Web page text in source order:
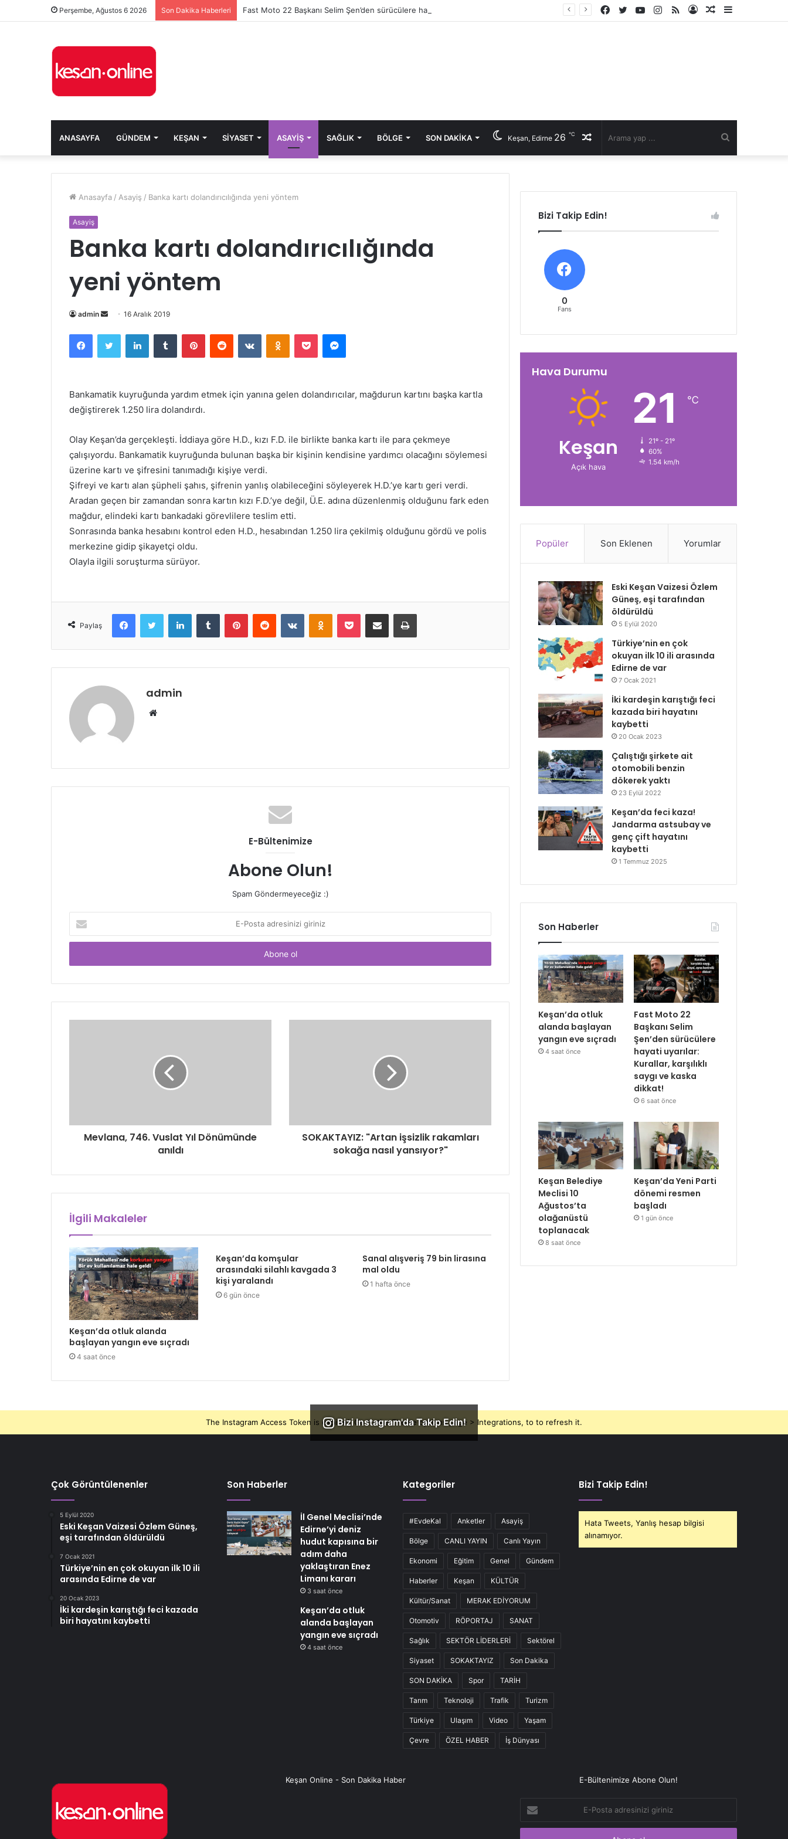
Perşembe, Ağustos 6 2026 Son Dakika Haberleri
Kenar
Rastgele
Kayıt
RSS
Instagram
YouTube
Twitter
Facebook
ANASAYFA GÜNDEM KEŞAN SIYASET ASAYIŞ SAĞLIK BÖLGE SON DAKIKA Rastgele
Keşan, Edirne 26 ℃
Anasayfa / Asayiş / Banka kartı dolandırıcılığında yeni yöntem
Asayiş
Banka kartı dolandırıcılığında
yeni yöntem
admin
Bir
posta
göndermek
16 Aralık 2019
FacebookTwitter LinkedInTumblr PinterestReddit VKontakteOdnoklassniki
Pocket Messenger
Bankamatik kuyruğunda yardım etmek için yanına gelen dolandırıcılar, mağdurun kartını başka kartla
değiştirerek 1.250 lira dolandırdı.
Olay Keşan’da gerçekleşti. İddiaya göre H.D., kızı F.D. ile birlikte banka kartı ile para çekmeye
çalışıyordu. Bankamatik kuyruğunda bulunan başka bir kişinin kendisine yardımcı olacağını söylemesi
üzerine kartı ve şifresini tanımadığı kişiye verdi.
Şifreyi ve kartı alan şüpheli şahıs, şifrenin yanlış olabileceğini söyleyerek H.D.’ye kartı geri verdi.
Aradan geçen bir zamandan sonra kartın kızı F.D.’ye değil, Ü.E. adına düzenlenmiş olduğunu fark eden
mağdur, elindeki kartı bankadaki görevlilere teslim etti.
Sonrasında banka hesabını kontrol eden H.D., hesabından 1.250 lira çekilmiş olduğunu gördü ve polis
merkezine gidip şikayetçi oldu.
Olayla ilgili soruşturma sürüyor.
Paylaş
FacebookTwitter LinkedInTumblr PinterestReddit VKontakteOdnoklassniki
Pocket E-Posta ile paylaş Yazdır
admin
Web
E-Bültenimize
Abone Olun!
Spam Göndermeyeceğiz :)
Posta
adresinizi
Mevlana, 746. Vuslat Yıl Dönümünde
anıldı
SOKAKTAYIZ: "Artan işsizlik rakamları
sokağa nasıl yansıyor?"
İlgili Makaleler
Keşan’da otluk alanda
başlayan yangın eve sıçradı
4 saat önce
Keşan’da komşular
arasındaki silahlı kavgada 3
kişi yaralandı
6 gün önce
Sanal alışveriş 79 bin lirasına
mal oldu
1 hafta önce
Bizi Takip Edin!
0
Fans
Hava Durumu
Keşan
Açık hava
21 ℃
21º - 21º
60%
1.54 km/h
Popüler Son Eklenen Yorumlar
Eski Keşan Vaizesi Özlem
Güneş, eşi tarafından
öldürüldü
5 Eylül 2020
Türkiye’nin en çok
okuyan ilk 10 ili arasında
Edirne de var
7 Ocak 2021
İki kardeşin karıştığı feci
kazada biri hayatını
kaybetti
20 Ocak 2023
Çalıştığı şirkete ait
otomobili benzin
dökerek yaktı
23 Eylül 2022
Keşan’da feci kaza!
Jandarma astsubay ve
genç çift hayatını
kaybetti
1 Temmuz 2025
Son Haberler
Keşan’da otluk
alanda başlayan
yangın eve sıçradı
4 saat önce
Fast Moto 22
Başkanı Selim
Şen’den sürücülere
hayati uyarılar:
Kurallar, karşılıklı
saygı ve kaska
dikkat!
6 saat önce
Keşan Belediye
Meclisi 10
Ağustos’ta
olağanüstü
toplanacak
8 saat önce
Keşan’da Yeni Parti
dönemi resmen
başladı
1 gün önce
Bizi Instagram'da Takip Edin!
The Instagram Access Token is expired, Go to the Theme options page > Integrations, to to refresh it.
Çok Görüntülenenler
5 Eylül 2020
Eski Keşan Vaizesi Özlem Güneş,
eşi tarafından öldürüldü
7 Ocak 2021
Türkiye’nin en çok okuyan ilk 10 ili
arasında Edirne de var
20 Ocak 2023
İki kardeşin karıştığı feci kazada
biri hayatını kaybetti
Son Haberler
İl Genel Meclisi’nde
Edirne’yi deniz
hudut kapısına bir
adım daha
yaklaştıran Enez
Limanı kararı
3 saat önce
Keşan’da otluk
alanda başlayan
yangın eve sıçradı
4 saat önce
Kategoriler
#EvdeKal Anketler Asayiş
Bölge CANLI YAYIN Canlı Yayın
Ekonomi Eğitim Genel Gündem
Haberler Keşan KÜLTÜR
Kültür/Sanat MERAK EDİYORUM
Otomotiv RÖPORTAJ SANAT
Sağlık SEKTÖR LİDERLERİ Sektörel
Siyaset SOKAKTAYIZ Son Dakika
SON DAKİKA Spor TARİH
Tarım Teknoloji Trafik Turizm
Türkiye Ulaşım Video Yaşam
Çevre ÖZEL HABER İş Dünyası
Bizi Takip Edin!
Hata Tweets, Yanlış hesap bilgisi
alınamıyor.
Keşan Online - Son Dakika Haber E-Bültenimize Abone Olun!
Posta
adresinizi